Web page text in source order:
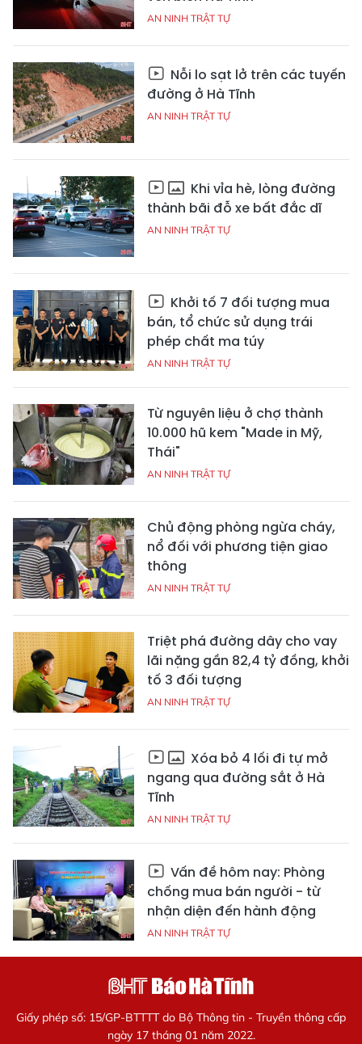
AN NINH TRẬT TỰ
Nỗi lo sạt lở trên các tuyến
đường ở Hà Tĩnh
AN NINH TRẬT TỰ
Khi vỉa hè, lòng đường
thành bãi đỗ xe bất đắc dĩ
AN NINH TRẬT TỰ
Khởi tố 7 đối tượng mua
bán, tổ chức sử dụng trái
phép chất ma túy
AN NINH TRẬT TỰ
Từ nguyên liệu ở chợ thành
10.000 hũ kem "Made in Mỹ,
Thái"
AN NINH TRẬT TỰ
Chủ động phòng ngừa cháy,
nổ đối với phương tiện giao
thông
AN NINH TRẬT TỰ
Triệt phá đường dây cho vay
lãi nặng gần 82,4 tỷ đồng, khởi
tố 3 đối tượng
AN NINH TRẬT TỰ
Xóa bỏ 4 lối đi tự mở
ngang qua đường sắt ở Hà
Tĩnh
AN NINH TRẬT TỰ
Vấn đề hôm nay: Phòng
chống mua bán người - từ
nhận diện đến hành động
AN NINH TRẬT TỰ
Giấy phép số: 15/GP-BTTTT do Bộ Thông tin - Truyền thông cấp
ngày 17 tháng 01 năm 2022.